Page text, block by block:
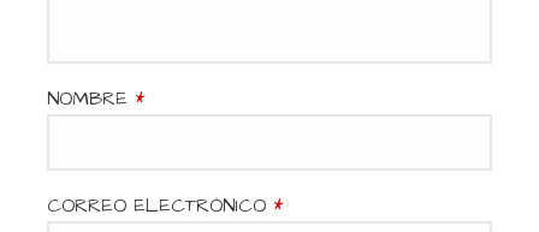
NOMBRE *
CORREO ELECTRÓNICO *